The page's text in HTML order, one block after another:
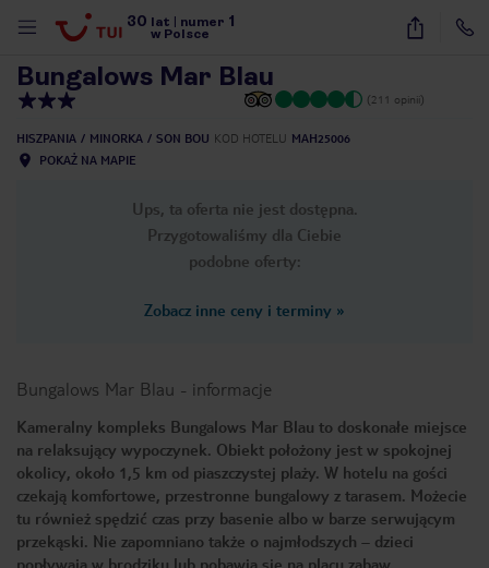
30 lat numer 1
w Polsce
11
Bungalows Mar Blau
(211 opinii)
HISZPANIA MINORKA SON BOU KOD HOTELU MAH25006
POKAŻ NA MAPIE
Ups, ta oferta nie jest dostępna.
Przygotowaliśmy dla Ciebie
podobne oferty:
Zobacz inne ceny i terminy »
Bungalows Mar Blau - informacje
Kameralny kompleks Bungalows Mar Blau to doskonałe miejsce
na relaksujący wypoczynek. Obiekt położony jest w spokojnej
okolicy, około 1,5 km od piaszczystej plaży. W hotelu na gości
czekają komfortowe, przestronne bungalowy z tarasem. Możecie
tu również spędzić czas przy basenie albo w barze serwującym
przekąski. Nie zapomniano także o najmłodszych – dzieci
popływają w brodziku lub pobawią się na placu zabaw.